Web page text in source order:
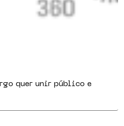
quer unir público e